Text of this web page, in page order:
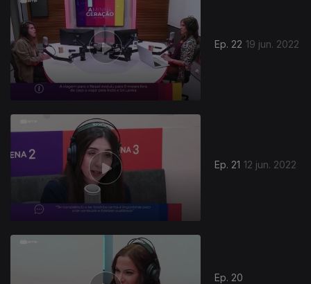
Ep. 22 19 jun. 2022
Ep. 21 12 jun. 2022
Ep. 20